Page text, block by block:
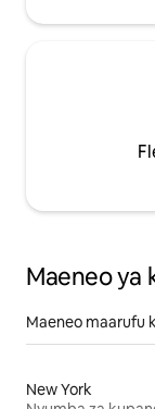
Maeneo ya
Maeneo maarufu
New York